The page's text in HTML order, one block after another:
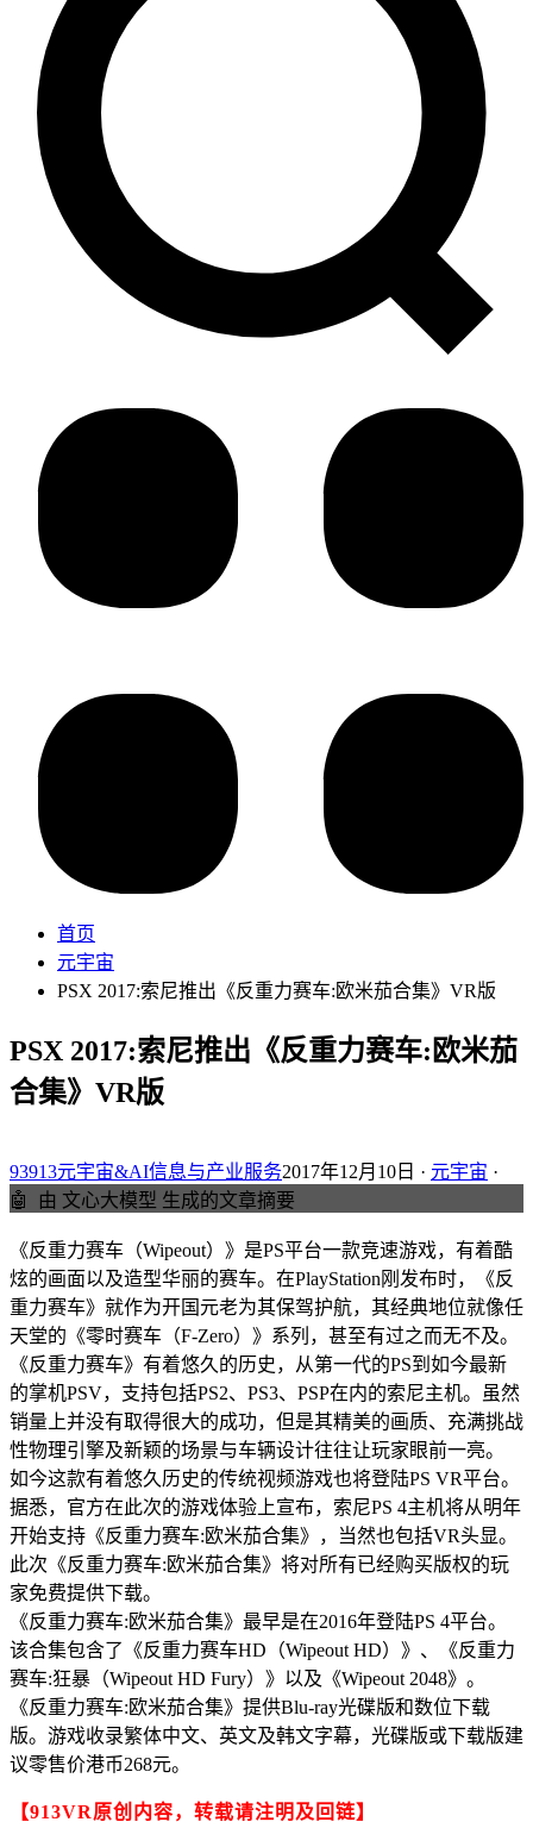
首页
元宇宙
PSX 2017:索尼推出《反重力赛车:欧米茄合集》VR版
PSX 2017:索尼推出《反重力赛车:欧米茄
合集》VR版
93913元宇宙&AI信息与产业服务2017年12月10日 · 元宇宙 ·
🤖
由 文心大模型 生成的文章摘要
《反重力赛车（Wipeout）》是PS平台一款竞速游戏，有着酷
炫的画面以及造型华丽的赛车。在PlayStation刚发布时，《反
重力赛车》就作为开国元老为其保驾护航，其经典地位就像任
天堂的《零时赛车（F-Zero）》系列，甚至有过之而无不及。
《反重力赛车》有着悠久的历史，从第一代的PS到如今最新
的掌机PSV，支持包括PS2、PS3、PSP在内的索尼主机。虽然
销量上并没有取得很大的成功，但是其精美的画质、充满挑战
性物理引擎及新颖的场景与车辆设计往往让玩家眼前一亮。
如今这款有着悠久历史的传统视频游戏也将登陆PS VR平台。
据悉，官方在此次的游戏体验上宣布，索尼PS 4主机将从明年
开始支持《反重力赛车:欧米茄合集》，当然也包括VR头显。
此次《反重力赛车:欧米茄合集》将对所有已经购买版权的玩
家免费提供下载。
《反重力赛车:欧米茄合集》最早是在2016年登陆PS 4平台。
该合集包含了《反重力赛车HD（Wipeout HD）》、《反重力
赛车:狂暴（Wipeout HD Fury）》以及《Wipeout 2048》。
《反重力赛车:欧米茄合集》提供Blu-ray光碟版和数位下载
版。游戏收录繁体中文、英文及韩文字幕，光碟版或下载版建
议零售价港币268元。
【913VR原创内容，转载请注明及回链】